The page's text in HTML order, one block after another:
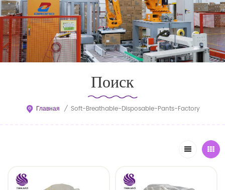
Поиск
Главная / Soft-Breathable-Disposable-Pants-Factory